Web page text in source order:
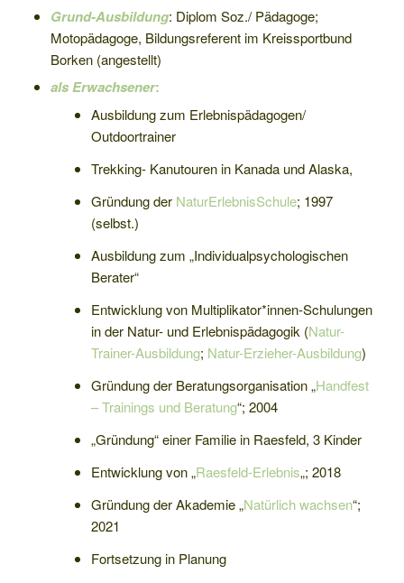
Grund-Ausbildung: Diplom Soz./ Pädagoge;
Motopädagoge, Bildungsreferent im Kreissportbund
Borken (angestellt)
als Erwachsener:
Ausbildung zum Erlebnispädagogen/
Outdoortrainer
Trekking- Kanutouren in Kanada und Alaska,
Gründung der NaturErlebnisSchule; 1997
(selbst.)
Ausbildung zum „Individualpsychologischen
Berater“
Entwicklung von Multiplikator*innen-Schulungen
in der Natur- und Erlebnispädagogik (Natur-
Trainer-Ausbildung; Natur-Erzieher-Ausbildung)
Gründung der Beratungsorganisation „Handfest
– Trainings und Beratung“; 2004
„Gründung“ einer Familie in Raesfeld, 3 Kinder
Entwicklung von „Raesfeld-Erlebnis„; 2018
Gründung der Akademie „Natürlich wachsen“;
2021
Fortsetzung in Planung